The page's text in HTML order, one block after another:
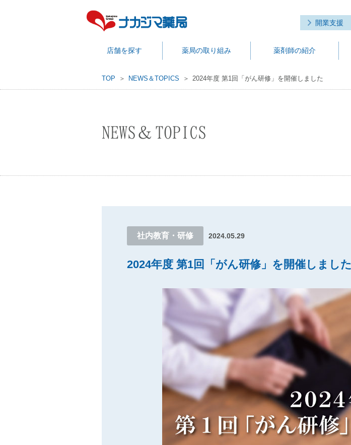
店舗を探す 薬局の取り組み 薬剤師の紹介
開業支援
TOP NEWS＆TOPICS 2024年度 第1回「がん研修」を開催しました
NEWS＆TOPICS
社内教育・研修 2024.05.29
2024年度 第1回「がん研修」を開催しました